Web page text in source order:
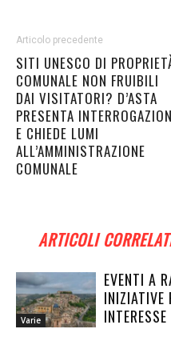
Articolo precedente
SITI UNESCO DI
COMUNALE NON FRUIBILI
DAI VISITATORI? D’ASTA
PRESENTA
E CHIEDE LUMI
ALL’AMMINISTRAZIONE
COMUNALE
ARTICOLI
Varie
EVENTI A
INTERESSE